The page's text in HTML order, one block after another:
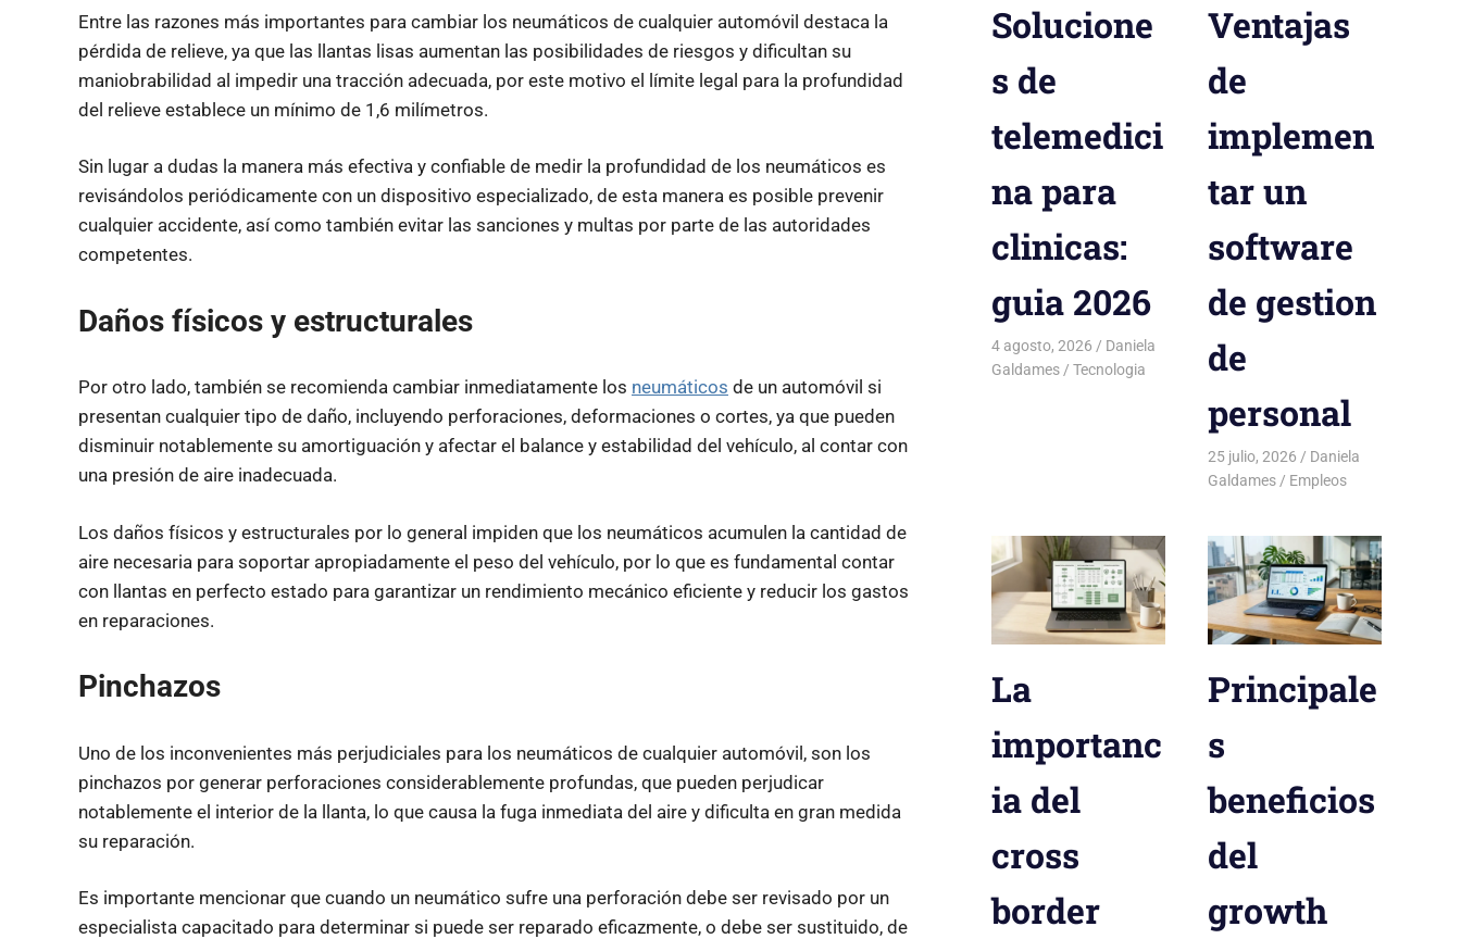
Entre las razones más importantes para cambiar los neumáticos de cualquier automóvil destaca la
pérdida de relieve, ya que las llantas lisas aumentan las posibilidades de riesgos y dificultan su
maniobrabilidad al impedir una tracción adecuada, por este motivo el límite legal para la profundidad
del relieve establece un mínimo de 1,6 milímetros.
Sin lugar a dudas la manera más efectiva y confiable de medir la profundidad de los neumáticos es
revisándolos periódicamente con un dispositivo especializado, de esta manera es posible prevenir
cualquier accidente, así como también evitar las sanciones y multas por parte de las autoridades
competentes.
Daños físicos y estructurales
Por otro lado, también se recomienda cambiar inmediatamente los neumáticos de un automóvil si
presentan cualquier tipo de daño, incluyendo perforaciones, deformaciones o cortes, ya que pueden
disminuir notablemente su amortiguación y afectar el balance y estabilidad del vehículo, al contar con
una presión de aire inadecuada.
Los daños físicos y estructurales por lo general impiden que los neumáticos acumulen la cantidad de
aire necesaria para soportar apropiadamente el peso del vehículo, por lo que es fundamental contar
con llantas en perfecto estado para garantizar un rendimiento mecánico eficiente y reducir los gastos
en reparaciones.
Pinchazos
Uno de los inconvenientes más perjudiciales para los neumáticos de cualquier automóvil, son los
pinchazos por generar perforaciones considerablemente profundas, que pueden perjudicar
notablemente el interior de la llanta, lo que causa la fuga inmediata del aire y dificulta en gran medida
su reparación.
Es importante mencionar que cuando un neumático sufre una perforación debe ser revisado por un
especialista capacitado para determinar si puede ser reparado eficazmente, o debe ser sustituido, de
Solucione
s de
telemedici
na para
clinicas:
guia 2026
4 agosto, 2026
Daniela
Galdames
Tecnologia
Ventajas
de
implemen
tar un
software
de gestion
de
personal
25 julio, 2026
Daniela
Galdames
Empleos
La
importanc
ia del
cross
border
Principale
s
beneficios
del
growth